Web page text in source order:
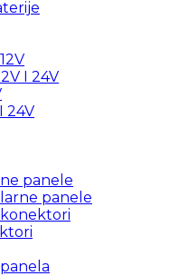
I 24V
24V
panele
panele